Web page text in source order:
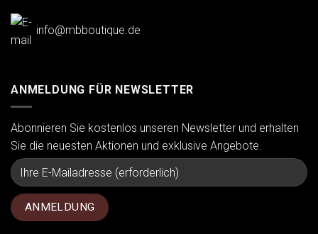
info@mbboutique.de
ANMELDUNG FÜR NEWSLETTER
Abonnieren Sie kostenlos unseren Newsletter und erhalten
Sie die neuesten Aktionen und exklusive Angebote.